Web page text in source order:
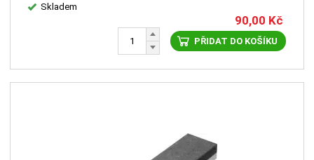
Skladem
90,00 Kč
PŘIDAT DO KOŠÍKU